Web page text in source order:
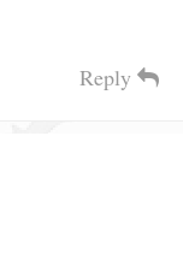
Reply